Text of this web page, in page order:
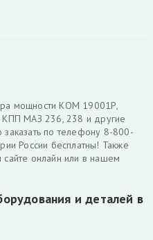
мощности КОМ 19001Р,
МАЗ 236, 238 и другие
по телефону 8-800-
России бесплатны! Также
онлайн или в нашем
и деталей в